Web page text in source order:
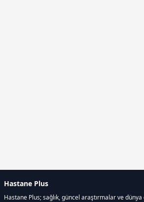
Hastane Plus
Hastane Plus; sağlık, güncel araştırmalar ve